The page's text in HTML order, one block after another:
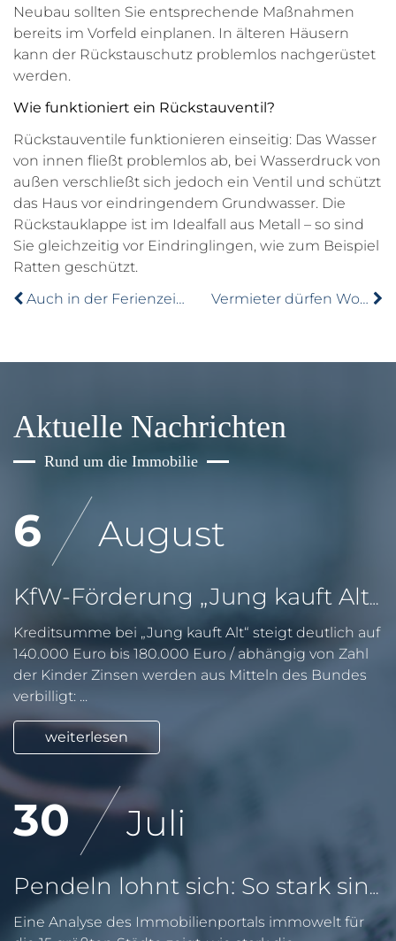
Neubau sollten Sie entsprechende Maßnahmen
bereits im Vorfeld einplanen. In älteren Häusern
kann der Rückstauschutz problemlos nachgerüstet
werden.
Wie funktioniert ein Rückstauventil?
Rückstauventile funktionieren einseitig: Das Wasser
von innen fließt problemlos ab, bei Wasserdruck von
außen verschließt sich jedoch ein Ventil und schützt
das Haus vor eindringendem Grundwasser. Die
Rückstauklappe ist im Idealfall aus Metall – so sind
Sie gleichzeitig vor Eindringlingen, wie zum Beispiel
Ratten geschützt.
Auch in der Ferienzeit: Haus gegen Einbruch sichern
Vermieter dürfen Wohnungen alle 5 Jahre besichtigen
Aktuelle Nachrichten
Rund um die Immobilie
6 August
KfW-Förderung „Jung kauft Alt“: Höhere Kredite ab August 2026
Kreditsumme bei „Jung kauft Alt“ steigt deutlich auf
140.000 Euro bis 180.000 Euro / abhängig von Zahl
der Kinder Zinsen werden aus Mitteln des Bundes
verbilligt: ...
weiterlesen
30 Juli
Pendeln lohnt sich: So stark sinken Wohnungspreise im Umland
Eine Analyse des Immobilienportals immowelt für